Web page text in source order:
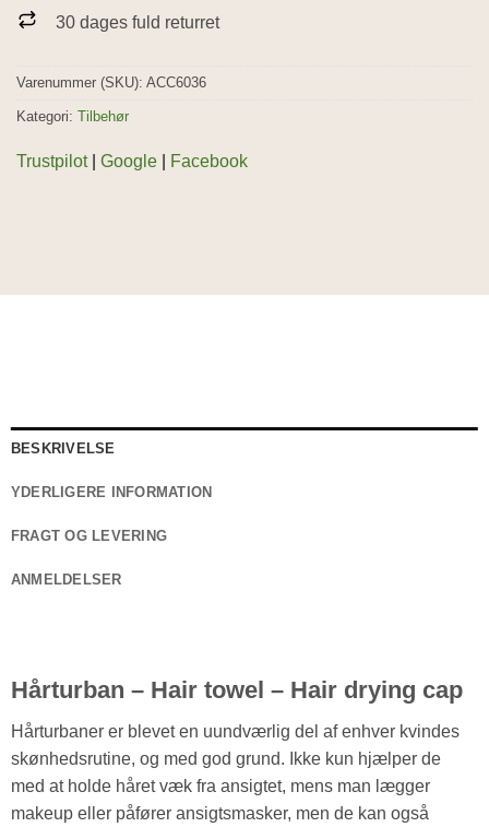
30 dages fuld returret
Varenummer (SKU): ACC6036
Kategori: Tilbehør
Trustpilot| Google Facebook
BESKRIVELSE
YDERLIGERE INFORMATION
FRAGT OG LEVERING
ANMELDELSER
Hårturban – Hair towel – Hair drying cap
Hårturbaner er blevet en uundværlig del af enhver kvindes
skønhedsrutine, og med god grund. Ikke kun hjælper de
med at holde håret væk fra ansigtet, mens man lægger
makeup eller påfører ansigtsmasker, men de kan også